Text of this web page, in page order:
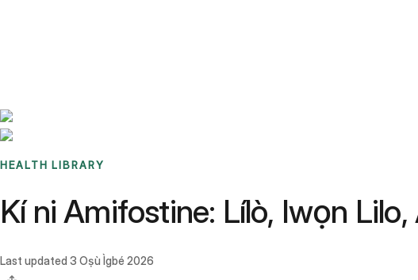
HEALTH LIBRARY
Kí ni Amifostine: Lílò, Iwọn
Last updated 3 Oṣù Ìgbé 2026